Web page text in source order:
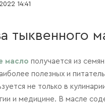
14:41
тыквенного
масло получается из
полезных и
не только в
и медицине. В масле